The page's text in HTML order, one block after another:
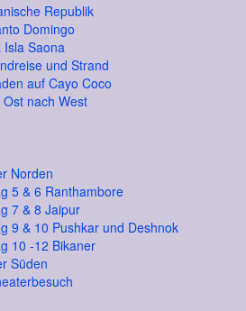
Republik
Domingo
Isla Saona
und Strand
auf Cayo Coco
Ost nach West
Norden
5 & 6 Ranthambore
7 & 8 Jaipur
9 & 10 Pushkar und Deshnok
10 -12 Bikaner
Süden